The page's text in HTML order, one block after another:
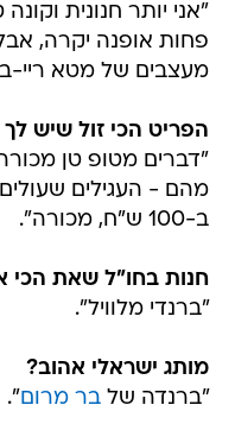
"אני יותר חנונית
פחות אופנה יקרה,
מעצבים של מטא ריי-באן
הפריט הכי זול שיש לך
"דברים מטופ טן
ב-100 ש"ח, מכורה".
חנות בחו"ל שאת הכי
"ברנדי מלוויל".
מותג ישראלי אהוב?
"ברנדה שלבר מרום".